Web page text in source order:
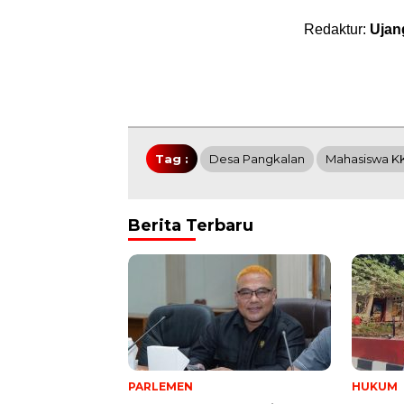
Redaktur:
Tag : Desa Pangkalan Mahasiswa
Berita Terbaru
PARLEMEN HUKUM